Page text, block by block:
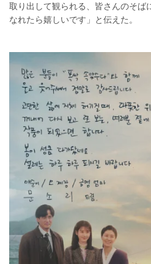
取り出して観られる、皆さんのそば
なれたら嬉しいです」と伝えた。